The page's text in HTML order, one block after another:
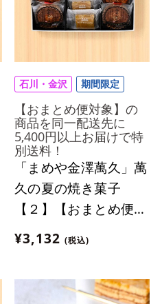
石川・金沢 期間限定
【おまとめ便対象】の
商品を同一配送先に
5,400円以上お届けで特
別送料！
「まめや金澤萬久」萬
久の夏の焼き菓子
【２】【おまとめ便対
象】
¥3,132 (税込)